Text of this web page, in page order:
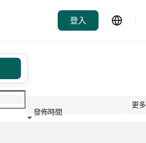
登入
發佈時間
更多